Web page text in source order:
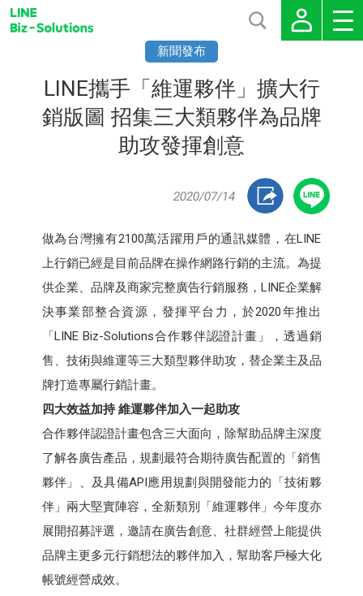
新聞發布
LINE攜手「維運夥伴」擴大行
銷版圖 招集三大類夥伴為品牌
助攻發揮創意
2020/07/14
做為台灣擁有2100萬活躍用戶的通訊媒體，在LINE
上行銷已經是目前品牌在操作網路行銷的主流。為提
供企業、品牌及商家完整廣告行銷服務，LINE企業解
決事業部整合資源，發揮平台力，於2020年推出
「LINE Biz-Solutions合作夥伴認證計畫」，透過銷
售、技術與維運等三大類型夥伴助攻，替企業主及品
牌打造專屬行銷計畫。
四大效益加持 維運夥伴加入一起助攻
合作夥伴認證計畫包含三大面向，除幫助品牌主深度
了解各廣告產品，規劃最符合期待廣告配置的「銷售
夥伴」、及具備API應用規劃與開發能力的「技術夥
伴」兩大堅實陣容，全新類別「維運夥伴」今年度亦
展開招募評選，邀請在廣告創意、社群經營上能提供
品牌主更多元行銷想法的夥伴加入，幫助客戶極大化
帳號經營成效。